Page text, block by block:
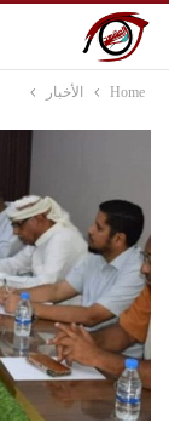
Home الأخبار